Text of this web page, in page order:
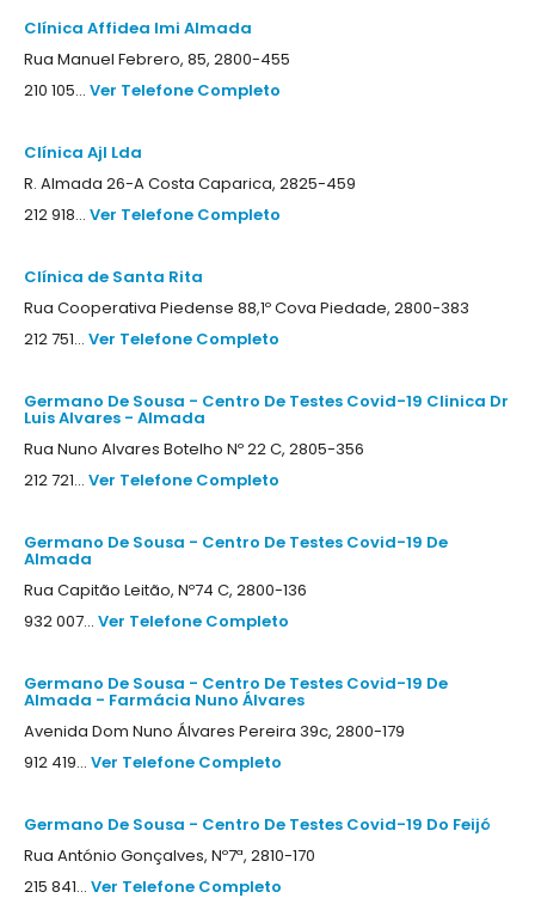
Clínica Affidea Imi Almada
Rua Manuel Febrero, 85, 2800-455
210 105... Ver Telefone Completo
Clínica Ajl Lda
R. Almada 26-A Costa Caparica, 2825-459
212 918... Ver Telefone Completo
Clínica de Santa Rita
Rua Cooperativa Piedense 88,1º Cova Piedade, 2800-383
212 751... Ver Telefone Completo
Germano De Sousa - Centro De Testes Covid-19 Clinica Dr
Luis Alvares - Almada
Rua Nuno Alvares Botelho Nº 22 C, 2805-356
212 721... Ver Telefone Completo
Germano De Sousa - Centro De Testes Covid-19 De
Almada
Rua Capitão Leitão, Nº74 C, 2800-136
932 007... Ver Telefone Completo
Germano De Sousa - Centro De Testes Covid-19 De
Almada - Farmácia Nuno Álvares
Avenida Dom Nuno Álvares Pereira 39c, 2800-179
912 419... Ver Telefone Completo
Germano De Sousa - Centro De Testes Covid-19 Do Feijó
Rua António Gonçalves, Nº7ª, 2810-170
215 841... Ver Telefone Completo